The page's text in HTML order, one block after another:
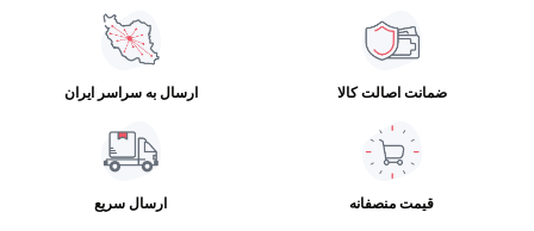
ضمانت اصالت کالا ارسال به سراسر ایران
قیمت منصفانه ارسال سریع